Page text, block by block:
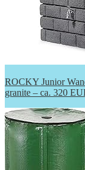
ROCKY Junior
granite – ca. 320